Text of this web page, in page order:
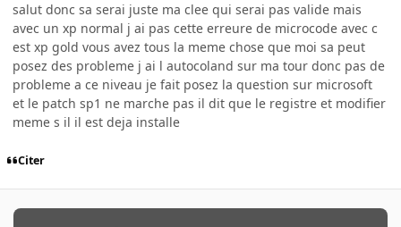
salut donc sa serai juste ma clee qui serai pas valide mais
avec un xp normal j ai pas cette erreure de microcode avec c
est xp gold vous avez tous la meme chose que moi sa peut
posez des probleme j ai l autocoland sur ma tour donc pas de
probleme a ce niveau je fait posez la question sur microsoft
et le patch sp1 ne marche pas il dit que le registre et modifier
meme s il il est deja installe
Citer